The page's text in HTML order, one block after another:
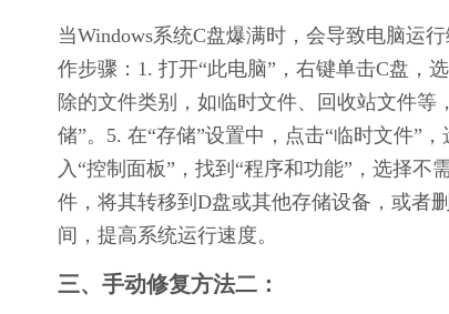
当Windows系统C盘爆满时，会导致电脑运
作步骤：1. 打开“此电脑”，右键单击C盘，
除的文件类别，如临时文件、回收站文件等
储”。5. 在“存储”设置中，点击“临时文件”
入“控制面板”，找到“程序和功能”，选择不
件，将其转移到D盘或其他存储设备，或者
间，提高系统运行速度。
三、手动修复方法二：